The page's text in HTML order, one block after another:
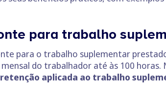
para trabalho
para o trabalho suplementar
do trabalhador até às 100
aplicada ao trabalho